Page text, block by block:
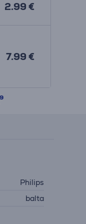
2.99 €
7.99 €
Philips
balta